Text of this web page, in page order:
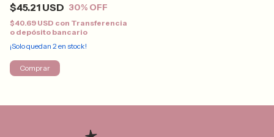
$45.21 USD 30% OFF
$40.69 USD con Transferencia
o depósito bancario
¡Solo quedan 2 en stock!
Comprar